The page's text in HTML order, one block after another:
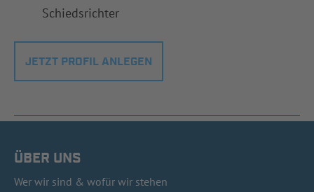
Schiedsrichter
JETZT PROFIL ANLEGEN
ÜBER UNS
Wer wir sind & wofür wir stehen